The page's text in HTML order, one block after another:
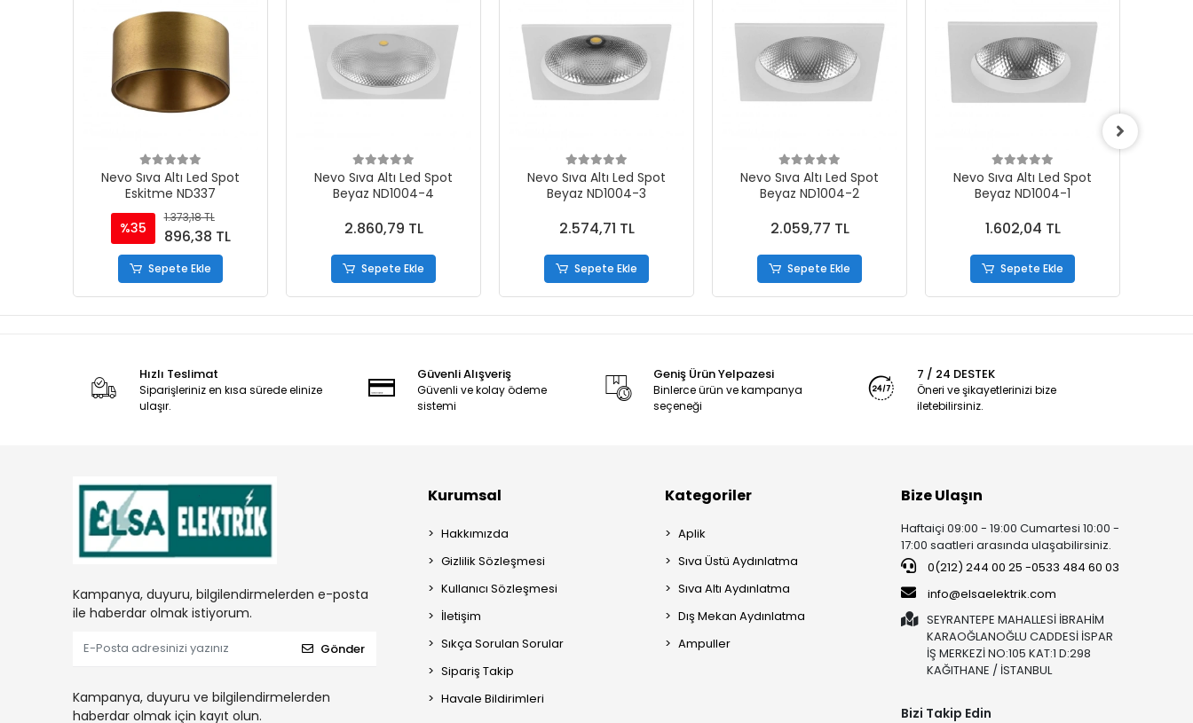
Nevo Sıva Altı Led Spot
Eskitme ND337
%35
1.373,18 TL
896,38 TL
Sepete Ekle
Nevo Sıva Altı Led Spot
Beyaz ND1004-4
2.860,79 TL
Sepete Ekle
Nevo Sıva Altı Led Spot
Beyaz ND1004-3
2.574,71 TL
Sepete Ekle
Nevo Sıva Altı Led Spot
Beyaz ND1004-2
2.059,77 TL
Sepete Ekle
Nevo Sıva Altı Led Spot
Beyaz ND1004-1
1.602,04 TL
Sepete Ekle
Hızlı Teslimat
Siparişleriniz en kısa sürede elinize
ulaşır.
Güvenli Alışveriş
Güvenli ve kolay ödeme
sistemi
Geniş Ürün Yelpazesi
Binlerce ürün ve kampanya
seçeneği
7 / 24 DESTEK
Öneri ve şikayetlerinizi bize
iletebilirsiniz.
Kampanya, duyuru, bilgilendirmelerden e-posta
ile haberdar olmak istiyorum.
Gönder
Kampanya, duyuru ve bilgilendirmelerden
haberdar olmak için kayıt olun.
Kurumsal
Hakkımızda
Gizlilik Sözleşmesi
Kullanıcı Sözleşmesi
İletişim
Sıkça Sorulan Sorular
Sipariş Takip
Havale Bildirimleri
Kategoriler
Aplik
Sıva Üstü Aydınlatma
Sıva Altı Aydınlatma
Dış Mekan Aydınlatma
Ampuller
Bize Ulaşın
Haftaiçi 09:00 - 19:00 Cumartesi 10:00 -
17:00 saatleri arasında ulaşabilirsiniz.
0(212) 244 00 25 -0533 484 60 03
info@elsaelektrik.com
SEYRANTEPE MAHALLESİ İBRAHİM
KARAOĞLANOĞLU CADDESİ İSPAR
İŞ MERKEZİ NO:105 KAT:1 D:298
KAĞITHANE / İSTANBUL
Bizi Takip Edin